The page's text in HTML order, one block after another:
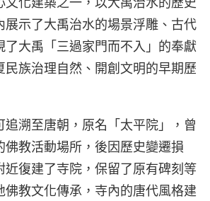
展示了大禹治水的場景浮雕、古代
了大禹「三過家門而不入」的奉獻
民族治理自然、開創文明的早期歷
追溯至唐朝，原名「太平院」，曾
佛教活動場所，後因歷史變遷損
近復建了寺院，保留了原有碑刻等
佛教文化傳承，寺內的唐代風格建